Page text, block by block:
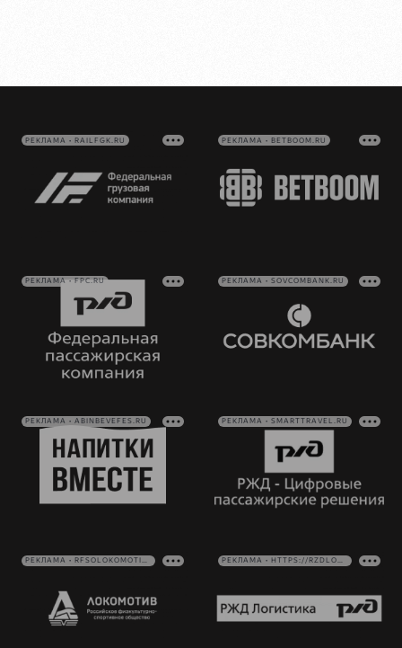
РЕКЛАМА • RAILFGK.RU РЕКЛАМА • BETBOOM.RU
РЕКЛАМА • FPC.RU РЕКЛАМА • SOVCOMBANK.RU
РЕКЛАМА • ABINBEVEFES.RU РЕКЛАМА • SMARTTRAVEL.RU
РЕКЛАМА • RFSOLOKOMOTIV.RU РЕКЛАМА • HTTPS://RZDLOG.RU/